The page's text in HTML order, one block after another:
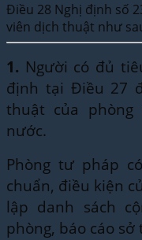
Điều 28 Nghị định số
viên dịch thuật như
1. Người có đủ
định tại Điều 27
thuật của
nước.
Phòng tư pháp
chuẩn, điều kiện
lập danh sách
phòng, báo cáo